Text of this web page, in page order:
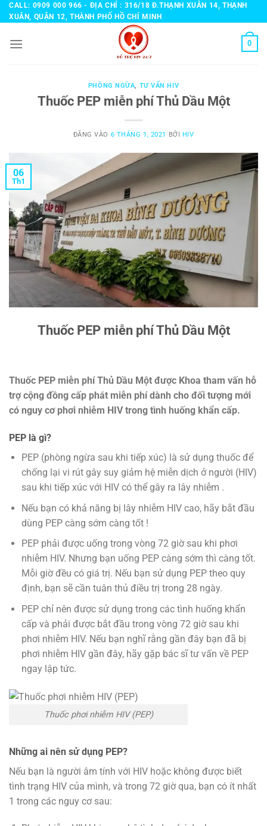
Bỏ
qua
dung
CALL: 0909 000 966 - ĐỊA CHỈ : 316/18 Đ.THẠNH XUÂN 14, THẠNH
XUÂN, QUẬN 12, THÀNH PHỐ HỒ CHÍ MINH
0
PHÒNG NGỪA, TƯ VẤN HIV
Thuốc PEP miễn phí Thủ Dầu Một
ĐĂNG VÀO 6 THÁNG 1, 2021 BỞI HIV
06
Th1
Thuốc PEP miễn phí Thủ Dầu Một
Thuốc PEP miễn phí Thủ Dầu Một được Khoa tham vấn hỗ
trợ cộng đồng cấp phát miễn phí dành cho đối tượng mới
có nguy cơ phơi nhiễm HIV trong tình huống khẩn cấp.
PEP là gì?
PEP (phòng ngừa sau khi tiếp xúc) là sử dụng thuốc để
chống lại vi rút gây suy giảm hệ miễn dịch ở người (HIV)
sau khi tiếp xúc với HIV có thể gây ra lây nhiễm .
Nếu bạn có khả năng bị lây nhiễm HIV cao, hãy bắt đầu
dùng PEP càng sớm càng tốt !
PEP phải được uống trong vòng 72 giờ sau khi phơi
nhiễm HIV. Nhưng bạn uống PEP càng sớm thì càng tốt.
Mỗi giờ đều có giá trị. Nếu bạn sử dụng PEP theo quy
định, bạn sẽ cần tuân thủ điều trị trong 28 ngày.
PEP chỉ nên được sử dụng trong các tình huống khẩn
cấp và phải được bắt đầu trong vòng 72 giờ sau khi
phơi nhiễm HIV. Nếu bạn nghĩ rằng gần đây bạn đã bị
phơi nhiễm HIV gần đây, hãy gặp bác sĩ tư vấn về PEP
ngay lập tức.
Thuốc phơi nhiễm HIV (PEP)
Những ai nên sử dụng PEP?
Nếu bạn là người âm tính với HIV hoặc không được biết
tình trạng HIV của mình, và trong 72 giờ qua, bạn có ít nhất
1 trong các nguy cơ sau: